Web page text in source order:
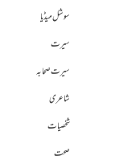
سوشل میڈیا
سیرت
سیرت صحابہ
شاعری
شخصیات
صحت